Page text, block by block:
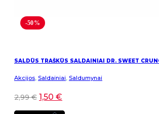
-50%
SALDŪS TRAŠKŪS SALDAINIAI DR. SWEET
Akcijos, Saldainiai, Saldumynai
2,99€ 1,50 €